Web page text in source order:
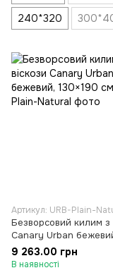
240*320
Артикул: URB-Plain-
Безворсовий килим з
Canary Urban
130×190 см
9 263.00 грн
В наявності